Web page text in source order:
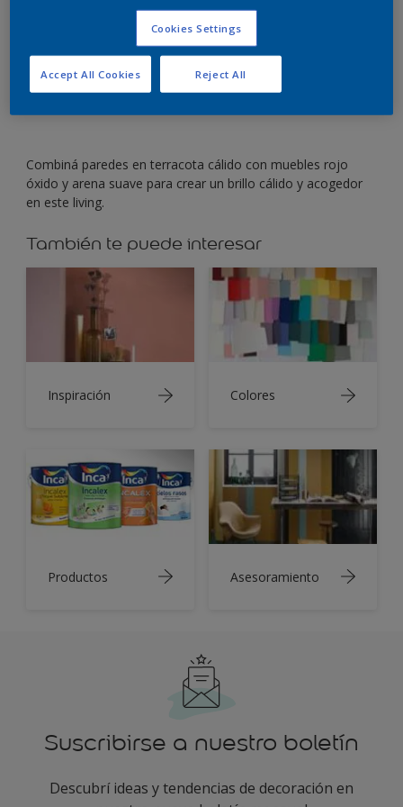
Pintá las paredes de terracota cálido para crear un
brillo acogedor.
Combiná paredes en terracota cálido con muebles rojo
óxido y arena suave para crear un brillo cálido y acogedor
en este living.
También te puede interesar
Inspiración Colores
Productos Asesoramiento
Suscribirse a nuestro boletín
Descubrí ideas y tendencias de decoración en
Cookies Settings
Reject All
Accept All Cookies